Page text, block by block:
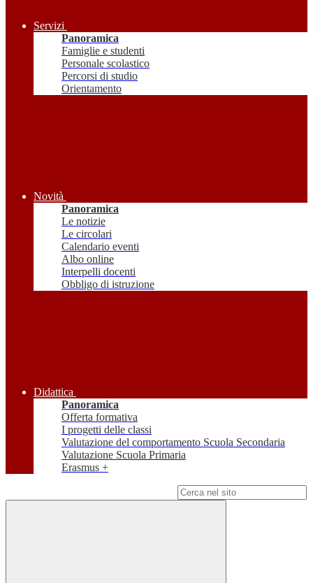
Servizi
Panoramica
Famiglie e studenti
Personale scolastico
Percorsi di studio
Orientamento
Novità
Panoramica
Le notizie
Le circolari
Calendario eventi
Albo online
Interpelli docenti
Obbligo di istruzione
Didattica
Panoramica
Offerta formativa
I progetti delle classi
Valutazione del comportamento Scuola Secondaria
Valutazione Scuola Primaria
Erasmus +